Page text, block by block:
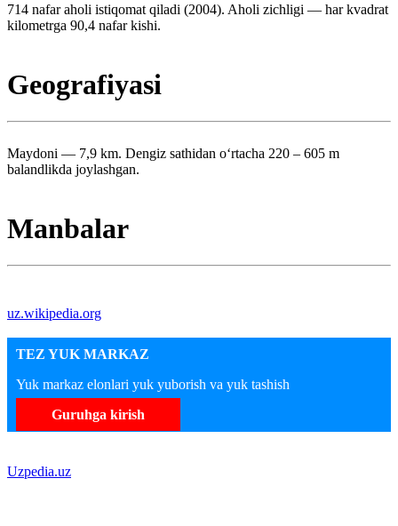
714 nafar aholi istiqomat qiladi (2004). Aholi zichligi — har kvadrat
kilometrga 90,4 nafar kishi.
Geografiyasi
Maydoni — 7,9 km. Dengiz sathidan oʻrtacha 220 – 605 m
balandlikda joylashgan.
Manbalar
uz.wikipedia.org
TEZ YUK MARKAZ
Yuk markaz elonlari yuk yuborish va yuk tashish
Guruhga kirish
Uzpedia.uz